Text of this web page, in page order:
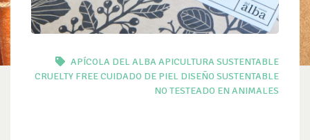
APÍCOLA DEL ALBA APICULTURA SUSTENTABLE
CRUELTY FREECUIDADO DE PIEL DISEÑO SUSTENTABLE
NO TESTEADO EN ANIMALES